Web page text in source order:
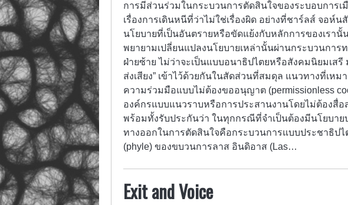
การมีส่วนร่วมในกระบวนการตัดสินใจของระบอบการเ
เรื่องการเดินหนีที่ว่าไม่ใช่เรื่องผิด อย่างที่ชาร์ลส์ จอห์น
นโยบายที่เป็นอันตรายหรือขัดแย้งกับหลักการของเรา
พยายามเปลี่ยนแปลงนโยบายเหล่านั้นผ่านกระบวนการ
ฝ่ายซ้าย ไม่ว่าจะเป็นแบบอนาธิปไตยหรือสังคมนิยมเสรี
ส่งเสียง” เข้าไว้ด้วยกันในสัดส่วนที่สมดุล แนวทางที่เห
ความร่วมมือแบบไม่ต้องขออนุญาต (permissionless
องค์กรแบบแนวราบหรือการประสานงานโดยไม่ต้องสื่อ
พร้อมทั้งรับประกันว่า ในทุกกรณีที่จำเป็นต้องมีนโยบา
ทางออกในการตัดสินใจคือกระบวนการแบบประชาธิป
(phyle) ของขบวนการลาส อินดิอาส (Las…
Exit and Voice